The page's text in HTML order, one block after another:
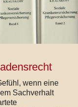
wenn eine
Sachverhalt